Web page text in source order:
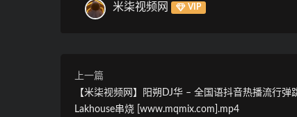
米柒视频网 VIP
上一篇
【米柒视频网】阳朔DJ华 – 全国语抖音热播流行弹
Lakhouse串烧 [www.mqmix.com].mp4